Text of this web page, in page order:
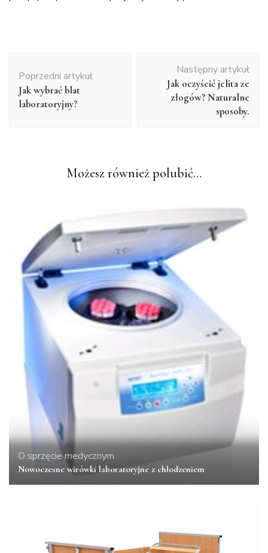
wpisu
Poprzedni artykuł
Jak wybrać blat
laboratoryjny?
Następny artykuł
Jak oczyścić jelita ze
złogów? Naturalne
sposoby.
Możesz również polubić…
O sprzęcie medycznym
Nowoczesne wirówki laboratoryjne z chłodzeniem